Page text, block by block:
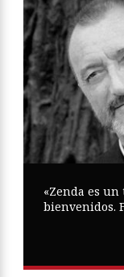
«Zenda es
bienvenidos.